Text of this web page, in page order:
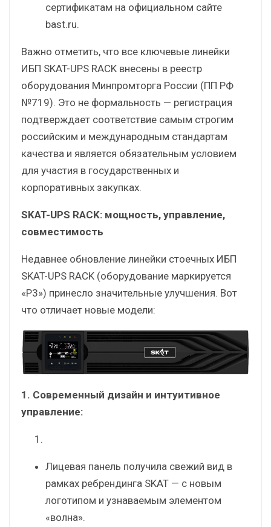
сертификатам на официальном сайте
bast.ru.
Важно отметить, что все ключевые линейки
ИБП SKAT-UPS RACK внесены в реестр
оборудования Минпромторга России (ПП РФ
№719). Это не формальность — регистрация
подтверждает соответствие самым строгим
российским и международным стандартам
качества и является обязательным условием
для участия в государственных и
корпоративных закупках.
SKAT-UPS RACK: мощность, управление,
совместимость
Недавнее обновление линейки стоечных ИБП
SKAT-UPS RACK (оборудование маркируется
«P3») принесло значительные улучшения. Вот
что отличает новые модели:
1. Современный дизайн и интуитивное
управление:
Лицевая панель получила свежий вид в
рамках ребрендинга SKAT — с новым
логотипом и узнаваемым элементом
«волна».